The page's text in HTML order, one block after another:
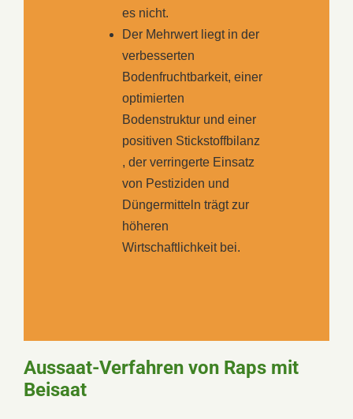
es nicht.
Der Mehrwert liegt in der
verbesserten
Bodenfruchtbarkeit, einer
optimierten
Bodenstruktur und einer
positiven Stickstoffbilanz
, der verringerte Einsatz
von Pestiziden und
Düngermitteln trägt zur
höheren
Wirtschaftlichkeit bei.
Aussaat-Verfahren von Raps mit
Beisaat